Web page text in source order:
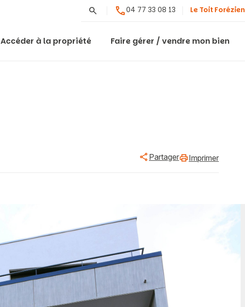
Rechercher04 77 33 08 13 Le Toit Forézien
Accéder à la propriété Faire gérer / vendre mon bien
Partager Imprimer